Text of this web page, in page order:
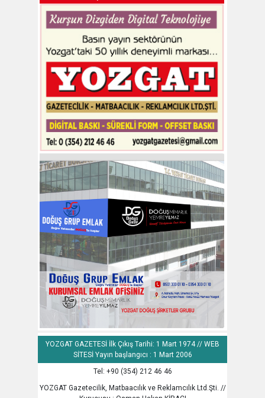
YOZGAT GAZETESİ İlk Çıkış Tarihi: 1 Mart 1974 // WEB
SİTESİ Yayın başlangıcı : 1 Mart 2006
Tel: +90 (354) 212 46 46
YOZGAT Gazetecilik, Matbaacılık ve Reklamcılık Ltd.Şti. //